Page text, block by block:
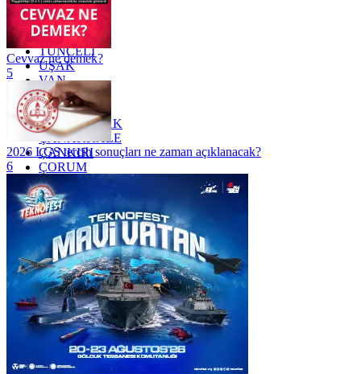
TEKİRDAĞ
TOKAT
TRABZON
TUNCELİ
UŞAK
VAN
YALOVA
YOZGAT
ZONGULDAK
ÇANAKKALE
ÇANKIRI
ÇORUM
İSTANBUL
İZMİR
ŞANLIURFA
ŞIRNAK
Cevvaz ne demek?
5
2026 LGS tercih sonuçları ne zaman açıklanacak?
6